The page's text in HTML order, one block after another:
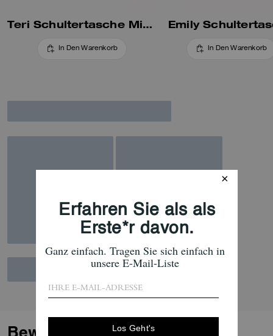
Teri Schultertasche Mit Steppung
In Den Warenkorb
Emily
In Den Warenkorb
Bewertungen